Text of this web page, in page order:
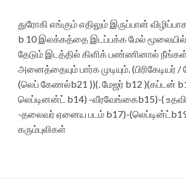
துரோகி எங்கும் எதிலும் இருப்பான்
b 10 இலக்கத்தை இடப்பக்க மேல் மூலையில்
தேடும் இடத்தில் கிளிக் பண்ணினால் நீங்கள்
அனைத்தையும் பார்க முடியும்.
(லெப் கேணல்b21 ))(. மேஜர் b12 )(கப்டன்
லெப்டினன்ட் b14) -வீரவேங்கைb15)-(
-தலைவர் ஏனைய படம் b17)-
கரும்புலிகள்